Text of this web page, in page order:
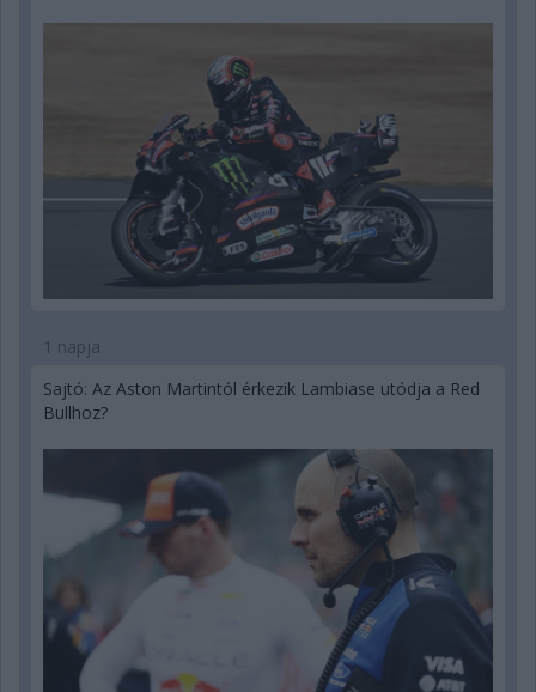
1 napja
Sajtó: Az Aston Martintól érkezik Lambiase utódja a Red
Bullhoz?